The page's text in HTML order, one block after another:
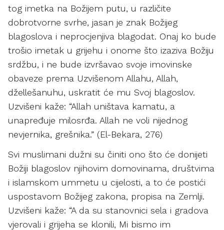
tog imetka na Božijem putu, u različite
dobrotvorne svrhe, jasan je znak Božijeg
blagoslova i neprocjenjiva blagodat. Onaj ko bude
trošio imetak u grijehu i onome što izaziva Božiju
srdžbu, i ne bude izvršavao svoje imovinske
obaveze prema Uzvišenom Allahu, Allah,
džellešanuhu, uskratit će mu Svoj blagoslov.
Uzvišeni kaže: “Allah uništava kamatu, a
unapređuje milosrđa. Allah ne voli nijednog
nevjernika, grešnika.” (El-Bekara, 276)
Svi muslimani dužni su činiti ono što će donijeti
Božiji blagoslov njihovim domovinama, društvima
i islamskom ummetu u cijelosti, a to će postići
uspostavom Božijeg zakona, propisa na Zemlji.
Uzvišeni kaže: “A da su stanovnici sela i gradova
vjerovali i grijeha se klonili, Mi bismo im